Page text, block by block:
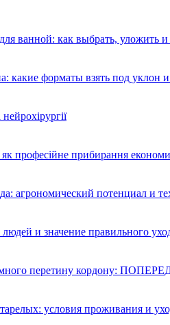
ванной: как выбрать, уложить
какие форматы взять под уклон
професійне прибирання
агрономический потенциал и
и значение правильного
перетину кордону:
условия проживания и